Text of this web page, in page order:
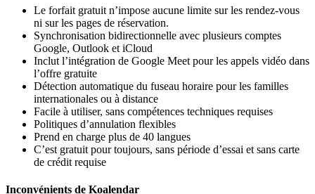
Le forfait gratuit n’impose aucune limite sur les rendez-vous
ni sur les pages de réservation.
Synchronisation bidirectionnelle avec plusieurs comptes
Google, Outlook et iCloud
Inclut l’intégration de Google Meet pour les appels vidéo dans
l’offre gratuite
Détection automatique du fuseau horaire pour les familles
internationales ou à distance
Facile à utiliser, sans compétences techniques requises
Politiques d’annulation flexibles
Prend en charge plus de 40 langues
C’est gratuit pour toujours, sans période d’essai et sans carte
de crédit requise
Inconvénients de Koalendar